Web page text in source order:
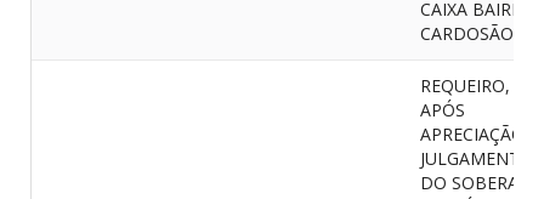
CAIXA BAIRRO,
CARDOSÃO.
REQUEIRO,
APÓS
APRECIAÇÃO E
JULGAMENTO
DO SOBERANO